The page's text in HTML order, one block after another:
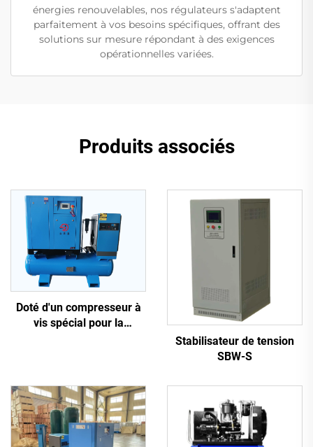
énergies renouvelables, nos régulateurs s'adaptent
parfaitement à vos besoins spécifiques, offrant des
solutions sur mesure répondant à des exigences
opérationnelles variées.
Produits associés
Doté d'un compresseur à
vis spécial pour la
Stabilisateur de tension
SBW-S